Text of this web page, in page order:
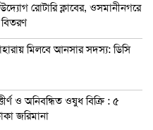
রোটারি ক্লাবের, ওসমানীনগরে
মিলবে আনসার সদস্য: ডিসি
ও অনিবন্ধিত ওষুধ বিক্রি : ৫
জরিমানা